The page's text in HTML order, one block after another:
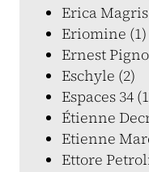
Erica
Eriomine (1)
Ernest
Eschyle (2)
Espaces 34
Étienne
Etienne
Ettore